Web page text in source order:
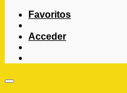
Favoritos
Acceder